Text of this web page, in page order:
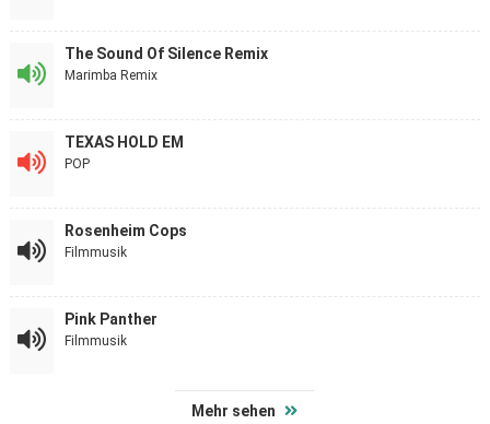
The Sound Of Silence Remix
Marimba Remix
TEXAS HOLD EM
POP
Rosenheim Cops
Filmmusik
Pink Panther
Filmmusik
Mehr sehen